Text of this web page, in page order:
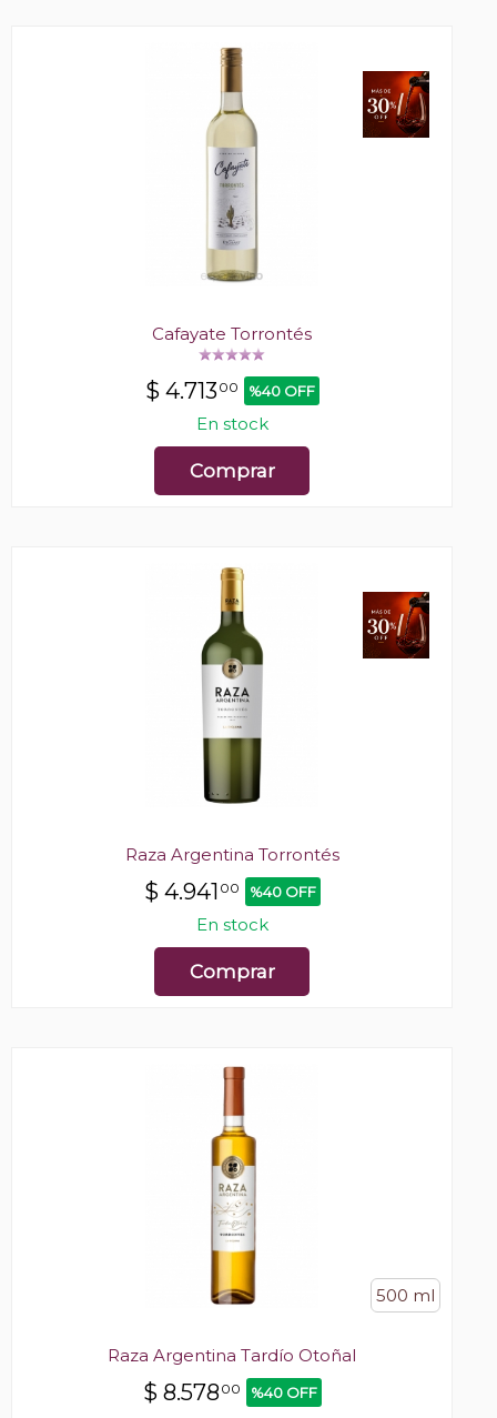
Cafayate Torrontés
$ 4.713 00 %40 OFF
En stock
Comprar
Raza Argentina Torrontés
$ 4.941 00 %40 OFF
En stock
Comprar
500 ml
Raza Argentina Tardío Otoñal
$ 8.578 00 %40 OFF